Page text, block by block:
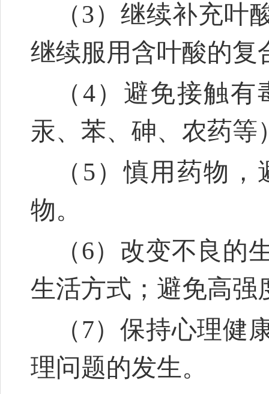
（3）继续补充叶
继续服用含叶酸的复
（4）避免接触
汞、苯、砷、农药等
（5）慎用药物
物。
（6）改变不良的
生活方式；避免高强
（7）保持心理健
理问题的发生。